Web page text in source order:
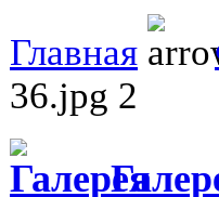
Главная
36.jpg 2